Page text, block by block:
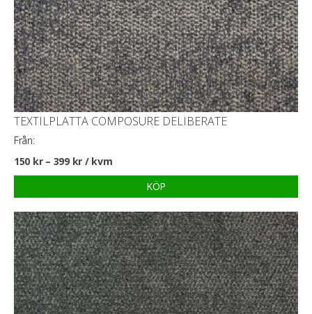
TEXTILPLATTA COMPOSURE DELIBERATE
Från:
150 kr– 399 kr/ kvm
KÖP